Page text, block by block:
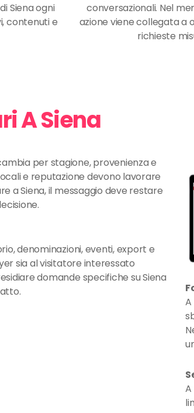
Siena ogni
contenuti e
conversazionali. Nel
azione viene collegata a
richieste
A Siena
per stagione, provenienza e
e reputazione devono lavorare
a Siena, il messaggio deve restare
denominazioni, eventi, export e
sia al visitatore interessato
domande specifiche su Siena